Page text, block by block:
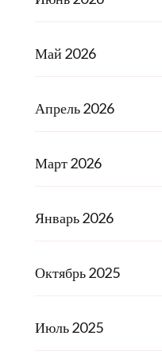
Май 2026
Апрель 2026
Март 2026
Январь 2026
Октябрь 2025
Июль 2025